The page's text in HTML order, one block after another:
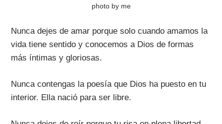
photo by me
Nunca dejes de amar porque solo cuando amamos la
vida tiene sentido y conocemos a Dios de formas
más íntimas y gloriosas.
Nunca contengas la poesía que Dios ha puesto en tu
interior. Ella nació para ser libre.